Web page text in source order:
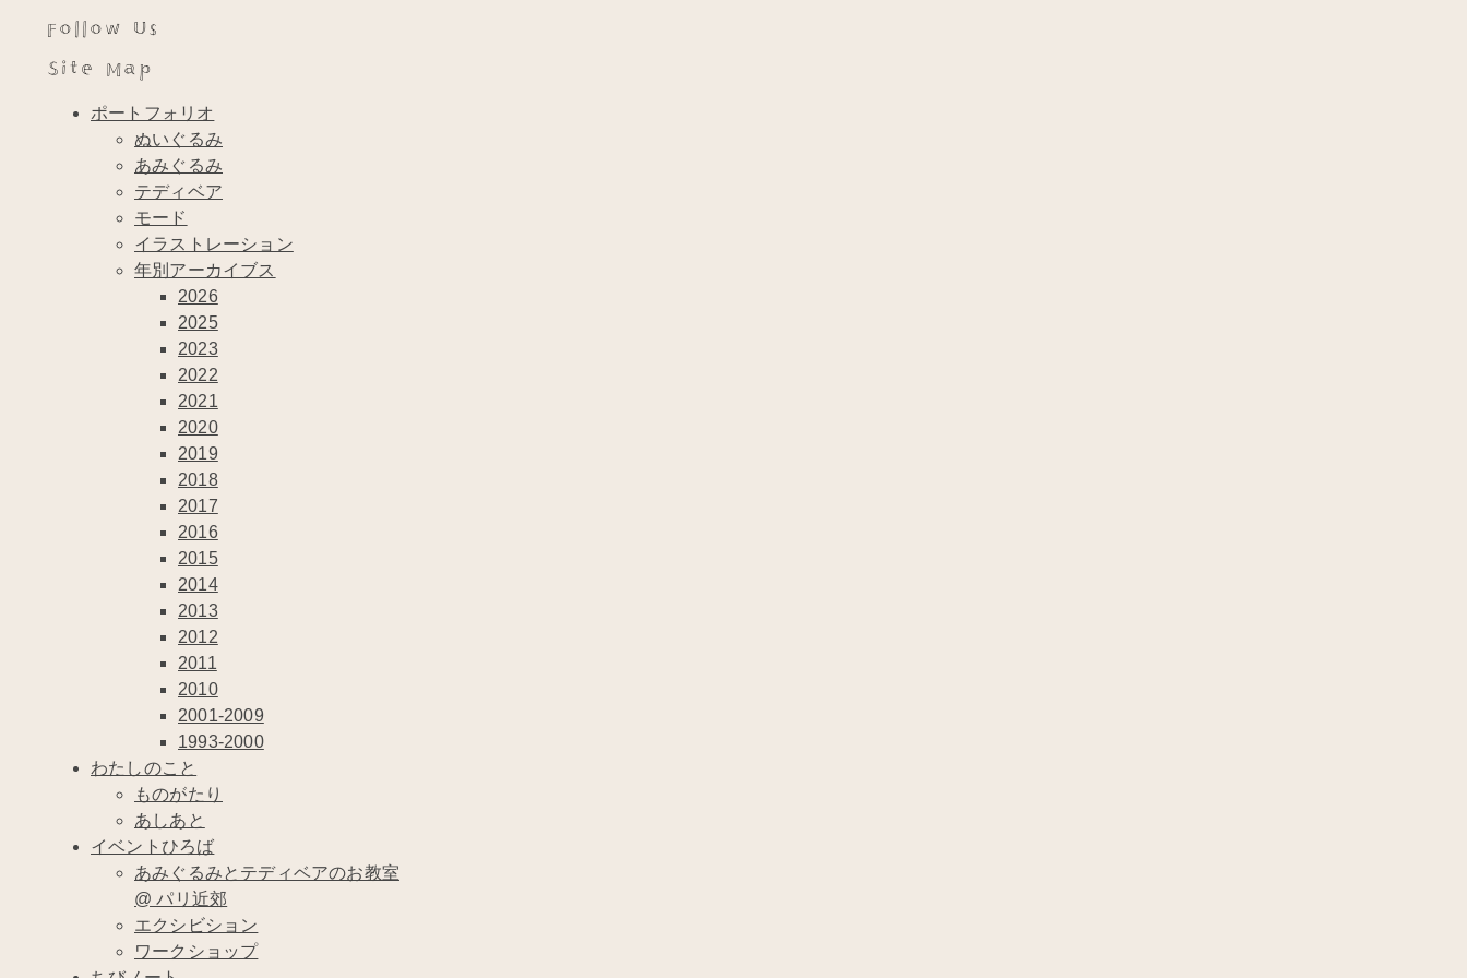
Follow Us
Site Map
ポートフォリオ
ぬいぐるみ
あみぐるみ
テディベア
モード
イラストレーション
年別アーカイブス
2026
2025
2023
2022
2021
2020
2019
2018
2017
2016
2015
2014
2013
2012
2011
2010
2001-2009
1993-2000
わたしのこと
ものがたり
あしあと
イベントひろば
あみぐるみとテディベアのお教室
@ パリ近郊
エクシビション
ワークショップ